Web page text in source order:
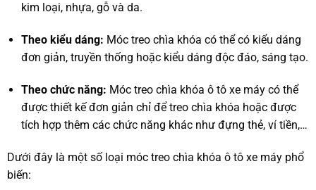
kim loại, nhựa, gỗ và da.
Theo kiểu dáng: Móc treo chìa khóa có thể có kiểu dáng
đơn giản, truyền thống hoặc kiểu dáng độc đáo, sáng tạo.
Theo chức năng: Móc treo chìa khóa ô tô xe máy có thể
được thiết kế đơn giản chỉ để treo chìa khóa hoặc được
tích hợp thêm các chức năng khác như đựng thẻ, ví tiền,…
Dưới đây là một số loại móc treo chìa khóa ô tô xe máy phổ
biến: